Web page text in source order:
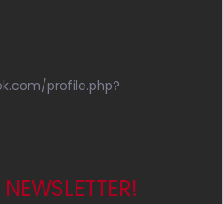
profile.php?